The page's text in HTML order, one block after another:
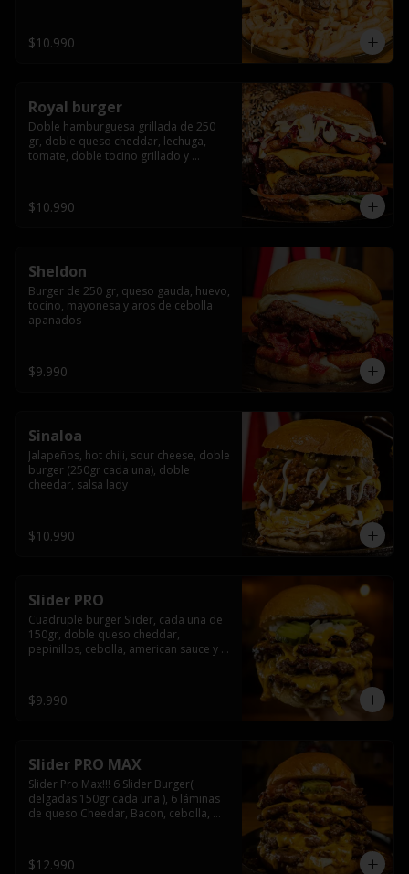
$10.990
Royal burger
Doble hamburguesa grillada de 250
gr, doble queso cheddar, lechuga,
tomate, doble tocino grillado y
salsa de queso cheddar.
$10.990
Sheldon
Burger de 250 gr, queso gauda, huevo,
tocino, mayonesa y aros de cebolla
apanados
$9.990
Sinaloa
Jalapeños, hot chili, sour cheese, doble
burger (250gr cada una), doble
cheedar, salsa lady
$10.990
Slider PRO
Cuadruple burger Slider, cada una de
150gr, doble queso cheddar,
pepinillos, cebolla, american sauce y
$9.990
Slider PRO MAX
Slider Pro Max!!! 6 Slider Burger(
delgadas 150gr cada una ), 6 láminas
de queso Cheedar, Bacon, cebolla,
$12.990